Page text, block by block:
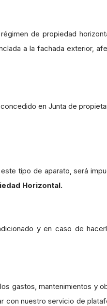
de propiedad
a la fachada exterior,
en Junta de
tipo de aparato, será
Horizontal.
y en caso de
gastos, mantenimientos y
nuestro servicio de